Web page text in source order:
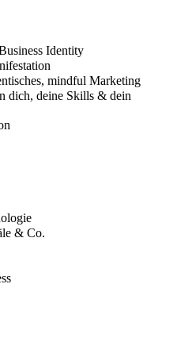
Identity
mindful Marketing
dich, deine Skills & dein
& Co.